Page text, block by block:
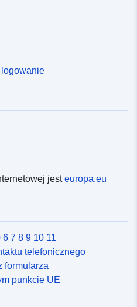
logowanie
jesteuropa.eu
6 7 8 9 10 11
telefonicznego
formularza
punkcie UE